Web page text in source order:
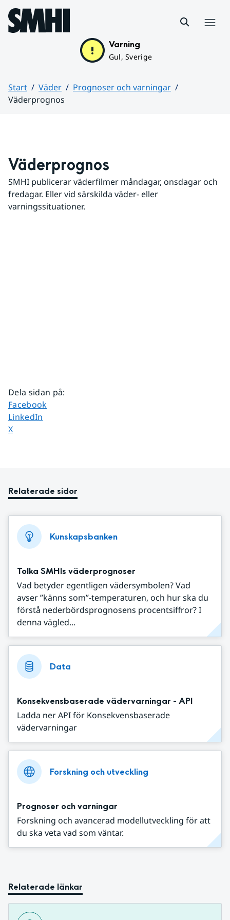
Hoppa till sidans innehåll
Varning
Gul, Sverige
Start Väder
Prognoser och varningar
Väderprognos
Väderprognos
SMHI publicerar väderfilmer måndagar, onsdagar och
fredagar. Eller vid särskilda väder- eller
varningssituationer.
Dela sidan på:
Dela sidan på
Facebook
Dela sidan på
LinkedIn
Dela sidan på
X
Relaterade sidor
Kunskapsbanken
Tolka SMHIs väderprognoser
Vad betyder egentligen vädersymbolen? Vad
avser ”känns som”-temperaturen, och hur ska du
förstå nederbördsprognosens procentsiffror? I
denna vägled...
Data
Konsekvensbaserade vädervarningar - API
Ladda ner API för Konsekvensbaserade
vädervarningar
Forskning och utveckling
Prognoser och varningar
Forskning och avancerad modellutveckling för att
du ska veta vad som väntar.
Relaterade länkar